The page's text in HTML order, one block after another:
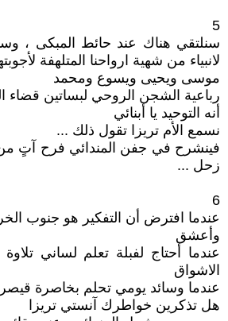
5
سنلتقي هناك عند حائط المبكى ،
لانبياء من شهية ارواحنا المتلهفة
موسى ويحيى ويسوع ومحمد
رباعية الشجن الروحي لبساتين قضاء
أنه التوحيد يا أبنائي
نسمع الأم تريزا تقول ذلك ...
فينشرح في جفن المندائي فرح آتٍ
زحل ...
6
عندما افترض أن التفكير هو جنوب
وأعشق
عندما أحتاج لفبلة تعلم لساني
الاشواق
عندما وسائد يومي تحلم بخاصرة
هل تذكرين خواطرك آنستي تريزا